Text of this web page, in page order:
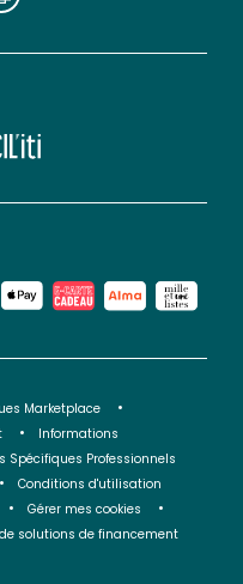
Marketplace
Informations
Spécifiques Professionnels
Conditions d'utilisation
Gérer mes cookies
solutions de financement